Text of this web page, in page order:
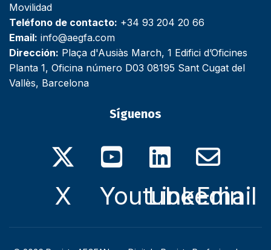
Movilidad
Teléfono de contacto: +34 93 204 20 66
Email: info@aegfa.com
Dirección: Plaça d'Ausiàs March, 1 Edifici d’Oficines
Planta 1, Oficina número D03 08195 Sant Cugat del
Vallès, Barcelona
Síguenos
X YoutubeLinkedin
Email